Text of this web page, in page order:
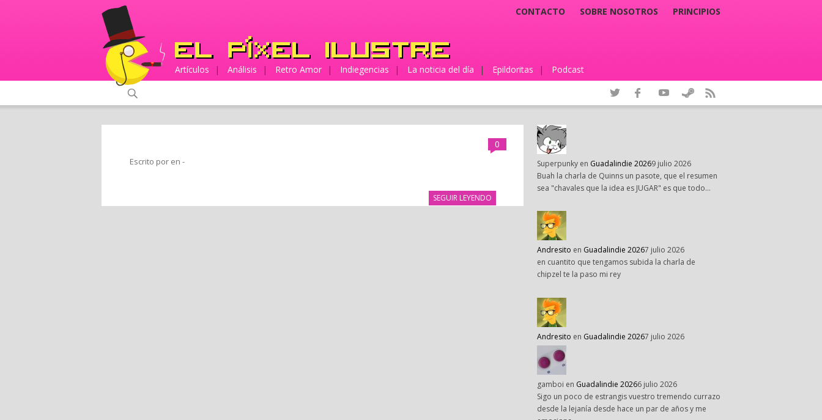
CONTACTO SOBRE NOSOTROS PRINCIPIOS
Artículos | Análisis | Retro Amor | Indiegencias | La noticia del día | Epildoritas | Podcast
0
Escrito por en -
SEGUIR LEYENDO
Superpunky en Guadalindie 20269 julio 2026
Buah la charla de Quinns un pasote, que el resumen
sea "chavales que la idea es JUGAR" es que todo…
Andresito en Guadalindie 20267 julio 2026
en cuantito que tengamos subida la charla de
chipzel te la paso mi rey
Andresito en Guadalindie 20267 julio 2026
gamboi en Guadalindie 20266 julio 2026
Sigo un poco de estrangis vuestro tremendo currazo
desde la lejanía desde hace un par de años y me